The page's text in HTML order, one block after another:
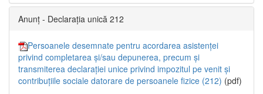
Anunț - Declarația unică 212
Persoanele desemnate pentru acordarea asistenței
privind completarea și/sau depunerea, precum și
transmiterea declarației unice privind impozitul pe venit și
contribuțiile sociale datorare de persoanele fizice (212) (pdf)